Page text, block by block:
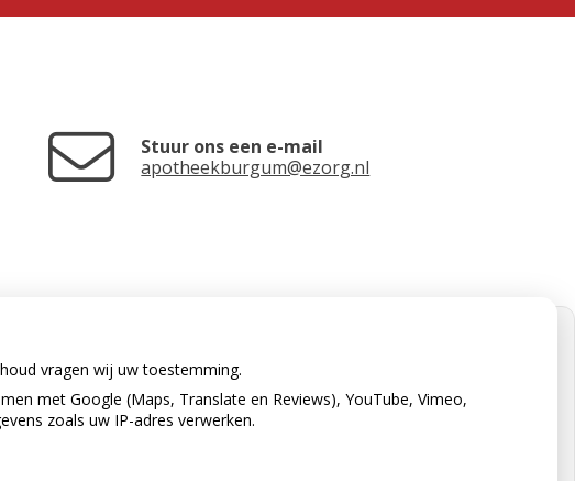
Stuur ons een e-mail
apotheekburgum@ezorg.nl
vragen wij uw toestemming.
met Google (Maps, Translate en Reviews), YouTube, Vimeo,
zoals uw IP-adres verwerken.